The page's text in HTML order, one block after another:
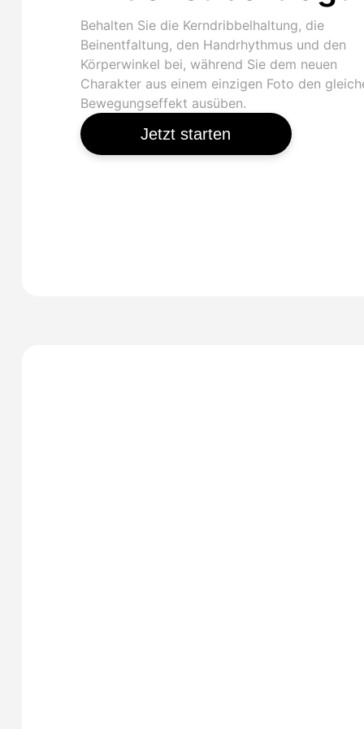
Behalten Sie die Kerndribbelhaltung, die
Beinentfaltung, den Handrhythmus und den
Körperwinkel bei, während Sie dem neuen
Charakter aus einem einzigen Foto den
Bewegungseffekt ausüben.
Jetzt starten